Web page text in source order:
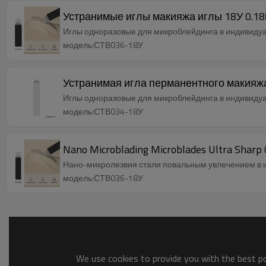
Устранимые иглы макияжа иглы 18У
Иглы одноразовые для микроблейдинга в
модель:СТВ036-18У
Устранимая игла перманентного
Иглы одноразовые для микроблейдинга в
модель:СТВ034-18У
Nano Microblading Microblades Ultra
Нано-микролезвия стали повальным увлечением в
модель:СТВ036-18У
We use cookies to provide you with the best